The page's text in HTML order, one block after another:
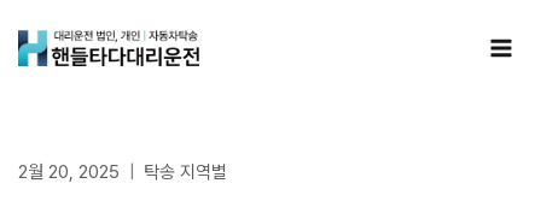
2월 20, 2025 탁송 지역별